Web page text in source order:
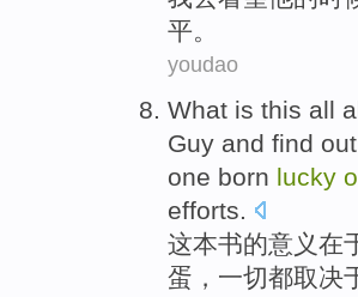
平。
youdao
What is this all
Guy and find out
one born lucky
efforts
这本书的意义在
蛋， 一切都取决